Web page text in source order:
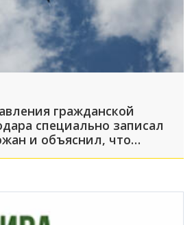
гражданской
специально записал
и объяснил, что